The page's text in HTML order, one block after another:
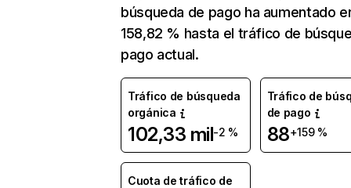
búsqueda de pago ha aumentado
158,82 % hasta el tráfico de
pago actual.
Tráfico de búsqueda
orgánica
102,33 mil-2 %
Tráfico de
de pago
88+159 %
Cuota de tráfico de